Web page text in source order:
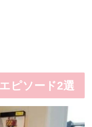
ピソード2選